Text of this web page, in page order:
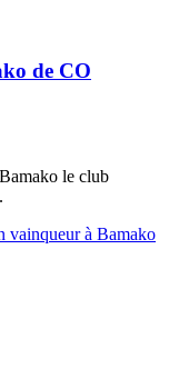
de CO
le club
vainqueur à Bamako